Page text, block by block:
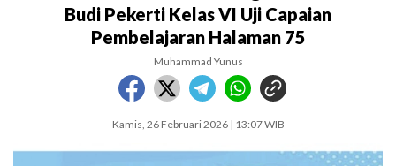
Budi Pekerti Kelas VI Uji Capaian
Pembelajaran Halaman 75
Muhammad Yunus
Kamis, 26 Februari 2026 | 13:07 WIB